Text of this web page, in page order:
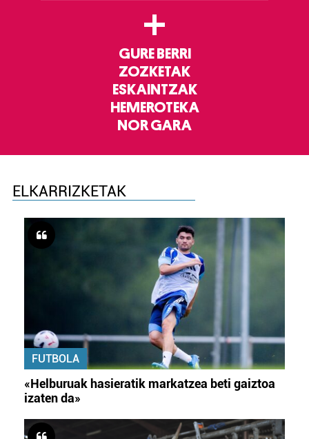
+
GURE BERRI
ZOZKETAK
ESKAINTZAK
HEMEROTEKA
NOR GARA
ELKARRIZKETAK
FUTBOLA
«Helburuak hasieratik markatzea beti gaiztoa
izaten da»